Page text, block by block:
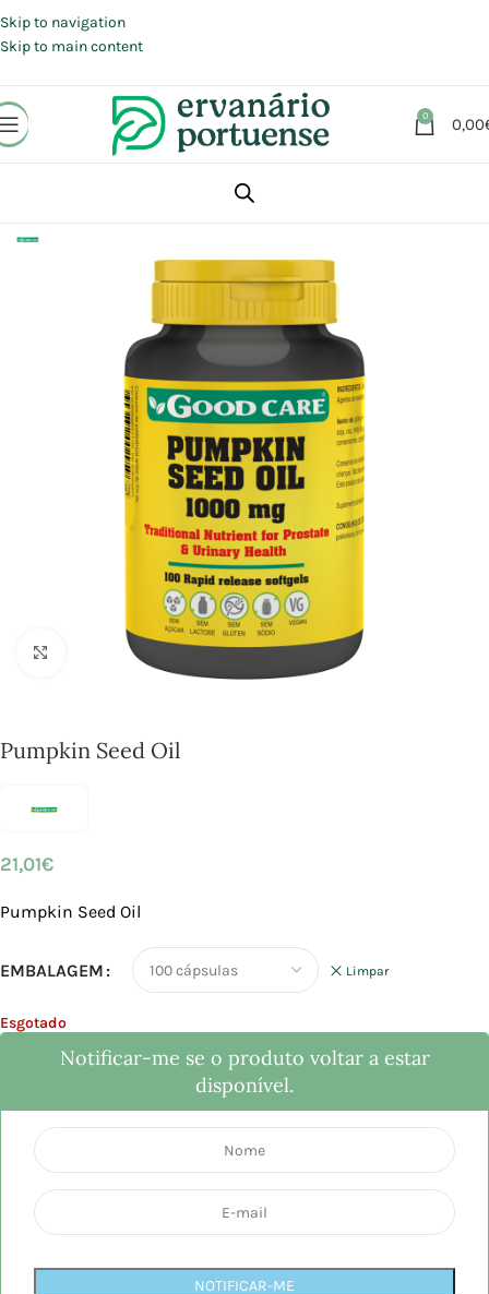
Skip to navigation
Skip to main content
0 0,00
Suplementos alimentares
Click to enlarge
Pumpkin Seed Oil
21,01€
Pumpkin Seed Oil
EMBALAGEM Limpar
Esgotado
Notificar-me se o produto voltar a estar
disponível.
NOTIFICAR-ME